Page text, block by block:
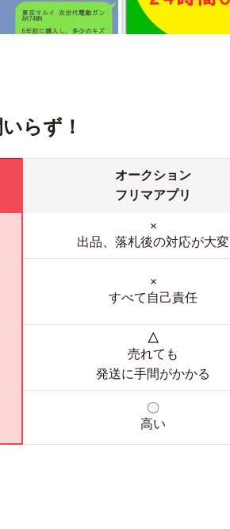
らず！
オークション
フリマアプリ
×
出品、落札後の対応が大変
×
すべて自己責任
△
売れても
発送に手間がかかる
〇
高い